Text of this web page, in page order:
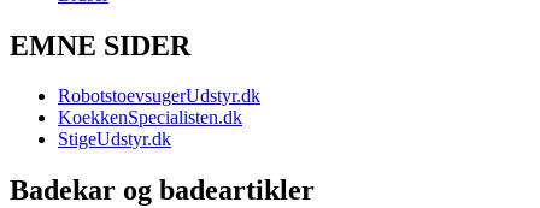
EMNE SIDER
RobotstoevsugerUdstyr.dk
KoekkenSpecialisten.dk
StigeUdstyr.dk
Badekar og badeartikler